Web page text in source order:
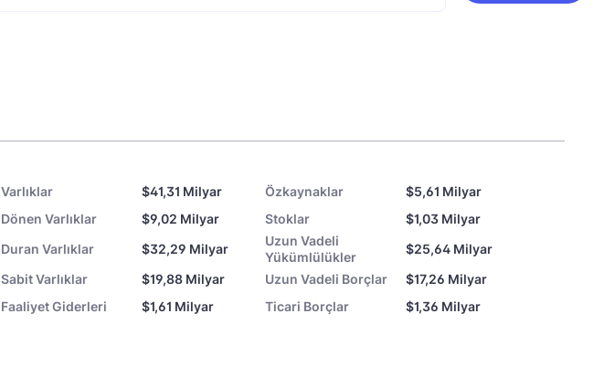
Varlıklar $41,31 Milyar Özkaynaklar
$5,61 Milyar
Dönen Varlıklar
$9,02 Milyar Stoklar
$1,03 Milyar
Duran Varlıklar
$32,29 Milyar
Uzun Vadeli
Yükümlülükler
$25,64 Milyar
Sabit Varlıklar
$19,88 Milyar Uzun Vadeli Borçlar
$17,26 Milyar
Faaliyet Giderleri
$1,61 Milyar Ticari Borçlar $1,36 Milyar